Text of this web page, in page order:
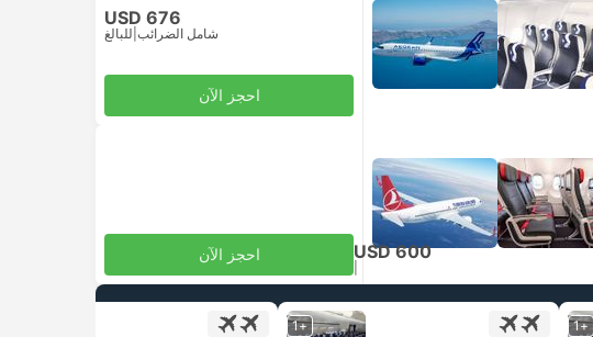
|الاقتصاد
USD 676
شامل الضرائب للبالغ
احجز الآن
USD 600 احجز الآن
+1
+1